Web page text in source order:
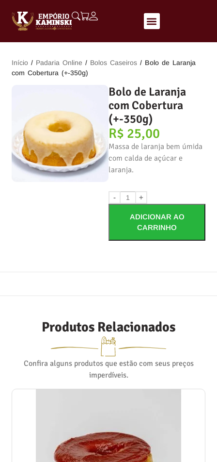
Início / Padaria Online / Bolos Caseiros / Bolo de Laranja
com Cobertura (+-350g)
Bolo de Laranja
com Cobertura
(+-350g)
R$ 25,00
Massa de laranja bem úmida
com calda de açúcar e
laranja.
- +
ADICIONAR AO
CARRINHO
Produtos Relacionados
Confira alguns produtos que estão com seus preços
imperdíveis.